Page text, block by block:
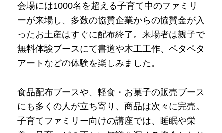
会場には1000名を超える子育て中のファミリ
ーが来場し、多数の協賛企業からの協賛金が入
ったお土産はすぐに配布終了。来場者は親子で
無料体験ブースにて書道や木工工作、ペタペタ
アートなどの体験を楽しみました。
食品配布ブースや、軽食・お菓子の販売ブース
にも多くの人が立ち寄り、商品は次々に完売。
子育てファミリー向けの講座では、睡眠や栄